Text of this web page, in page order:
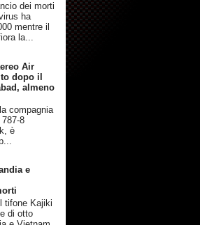
dei morti
ha
mentre il
la...
Air
dopo il
almeno
compagnia
8
è
e
tifone Kajiki
di otto